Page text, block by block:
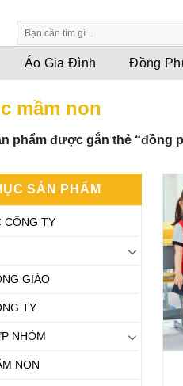
Áo Gia Đình Đồng
mầm non
phẩm được gắn thẻ “đồng
SẢN PHẨM
CÔNG TY
GIÁO
TY
NHÓM
NON